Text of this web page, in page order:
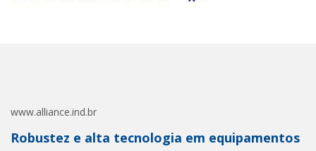
www.alliance.ind.br
Robustez e alta tecnologia em equipamentos